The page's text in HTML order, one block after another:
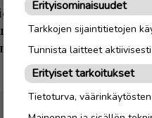
poiskuljettamista
omalta osaltaan
hankalan
Erityisominaisuudet
Tarkkojen sijaintitietojen
Tunnista laitteet
Erityiset tarkoitukset
Tietoturva,